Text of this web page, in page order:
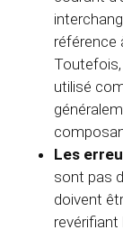
référence
utilisé
Les
sont pas
doivent
revérifiant